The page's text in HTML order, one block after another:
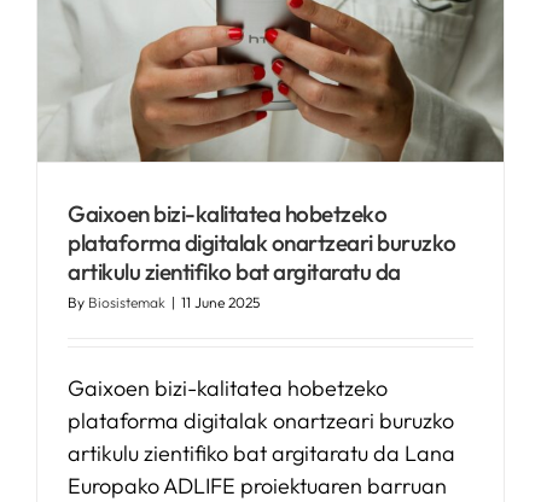
Gaixoen bizi-kalitatea hobetzeko
plataforma digitalak onartzeari buruzko
artikulu zientifiko bat argitaratu da
By Biosistemak | 11 June 2025
Gaixoen bizi-kalitatea hobetzeko
plataforma digitalak onartzeari buruzko
artikulu zientifiko bat argitaratu da Lana
Europako ADLIFE proiektuaren barruan